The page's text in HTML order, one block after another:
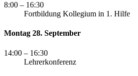
8:00 – 16:30
Fortbildung Kollegium in 1. Hilfe
Montag 28. September
14:00 – 16:30
Lehrerkonferenz